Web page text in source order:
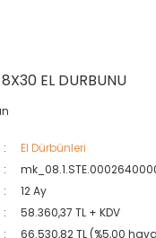
EL DURBUNU
El Dürbünleri
12 Ay
58.360,37 TL + KDV
66.530,82 TL (%5,00